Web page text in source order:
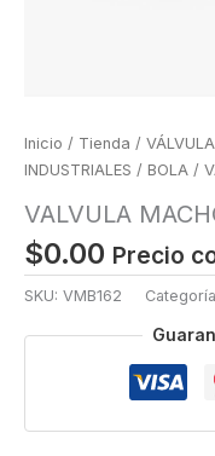
Inicio / Tienda /
INDUSTRIALES / BOLA /
VALVULA
$0.00 Precio
SKU: VMB162